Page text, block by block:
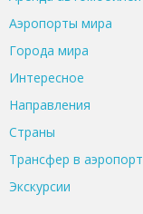
Аэропорты мира
Города мира
Интересное
Направления
Страны
Трансфер в аэропорт
Экскурсии